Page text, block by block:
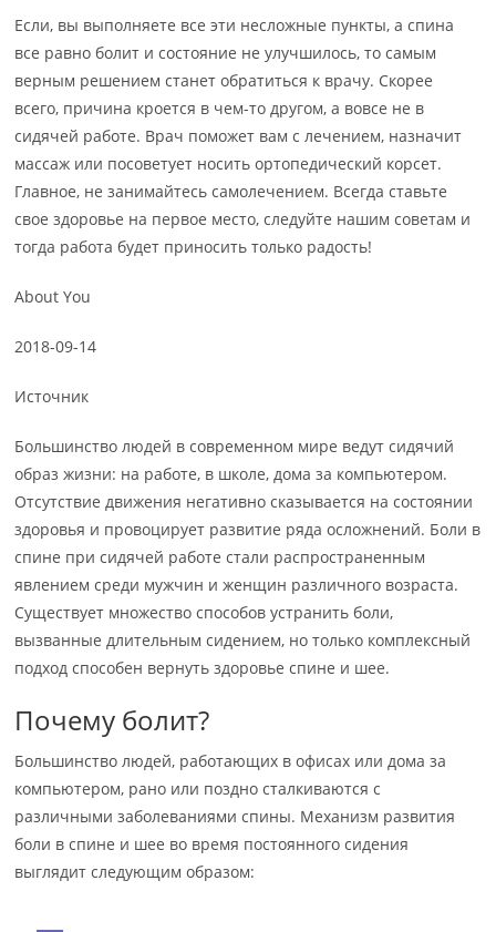
Если, вы выполняете все эти несложные пункты, а спина
все равно болит и состояние не улучшилось, то самым
верным решением станет обратиться к врачу. Скорее
всего, причина кроется в чем-то другом, а вовсе не в
сидячей работе. Врач поможет вам с лечением, назначит
массаж или посоветует носить ортопедический корсет.
Главное, не занимайтесь самолечением. Всегда ставьте
свое здоровье на первое место, следуйте нашим советам и
тогда работа будет приносить только радость!
About You
2018-09-14
Источник
Большинство людей в современном мире ведут сидячий
образ жизни: на работе, в школе, дома за компьютером.
Отсутствие движения негативно сказывается на состоянии
здоровья и провоцирует развитие ряда осложнений. Боли в
спине при сидячей работе стали распространенным
явлением среди мужчин и женщин различного возраста.
Существует множество способов устранить боли,
вызванные длительным сидением, но только комплексный
подход способен вернуть здоровье спине и шее.
Почему болит?
Большинство людей, работающих в офисах или дома за
компьютером, рано или поздно сталкиваются с
различными заболеваниями спины. Механизм развития
боли в спине и шее во время постоянного сидения
выглядит следующим образом: